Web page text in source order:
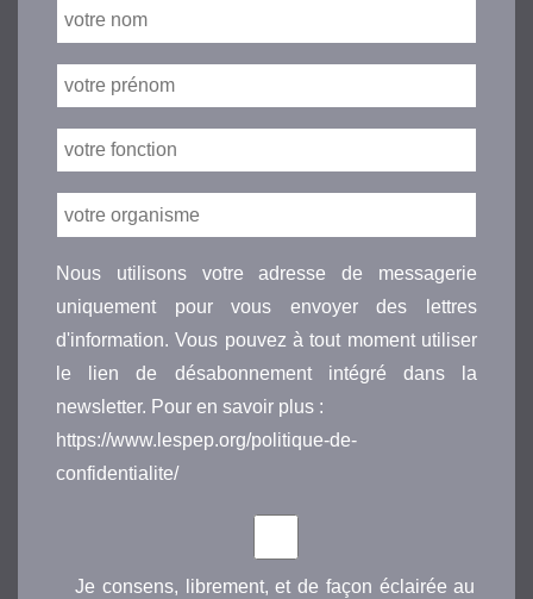
Nous utilisons votre adresse de messagerie
uniquement pour vous envoyer des lettres
d'information. Vous pouvez à tout moment utiliser
le lien de désabonnement intégré dans la
newsletter. Pour en savoir plus :
https://www.lespep.org/politique-de-
confidentialite/
Je consens, librement, et de façon éclairée au